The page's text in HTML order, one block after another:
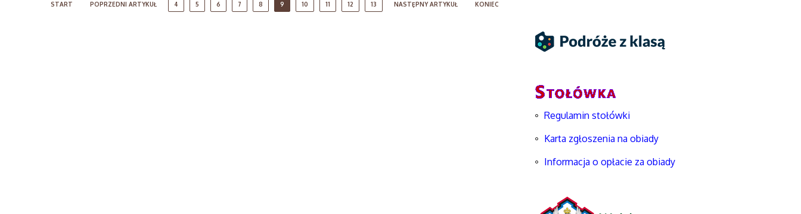
START POPRZEDNI ARTYKUŁ 4 5 6 7 8 9 10 11 12 13 NASTĘPNY ARTYKUŁ KONIEC
Regulamin stołówki
Karta zgłoszenia na obiady
Informacja o opłacie za obiady